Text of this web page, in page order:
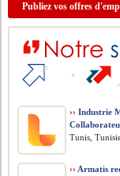
Publiez vos offres
›› Industrie
Tunis,
›› Armatis